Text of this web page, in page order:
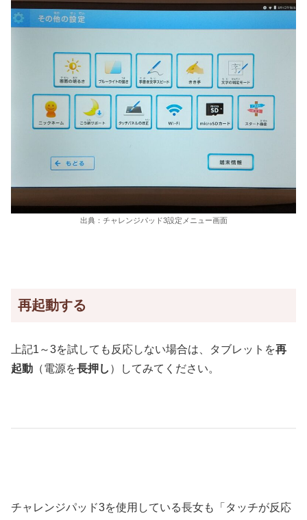
出典：チャレンジパッド3設定メニュー画面
再起動する
上記1～3を試しても反応しない場合は、タブレットを再
起動 （電源を長押し ）してみてください。
チャレンジパッド3を使用している長女も「タッチが反応